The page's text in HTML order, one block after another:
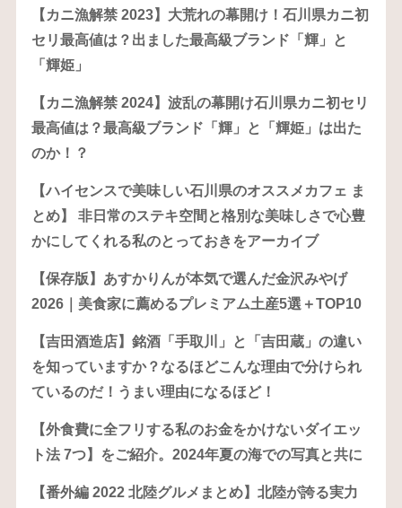
【カニ漁解禁 2023】大荒れの幕開け！石川県カニ初
セリ最高値は？出ました最高級ブランド「輝」と
「輝姫」
【カニ漁解禁 2024】波乱の幕開け石川県カニ初セリ
最高値は？最高級ブランド「輝」と「輝姫」は出た
のか！？
【ハイセンスで美味しい石川県のオススメカフェ ま
とめ】 非日常のステキ空間と格別な美味しさで心豊
かにしてくれる私のとっておきをアーカイブ
【保存版】あすかりんが本気で選んだ金沢みやげ
2026｜美食家に薦めるプレミアム土産5選＋TOP10
【吉田酒造店】銘酒「手取川」と「吉田蔵」の違い
を知っていますか？なるほどこんな理由で分けられ
ているのだ！うまい理由になるほど！
【外食費に全フリする私のお金をかけないダイエッ
ト法 7つ】をご紹介。2024年夏の海での写真と共に
【番外編 2022 北陸グルメまとめ】北陸が誇る実力